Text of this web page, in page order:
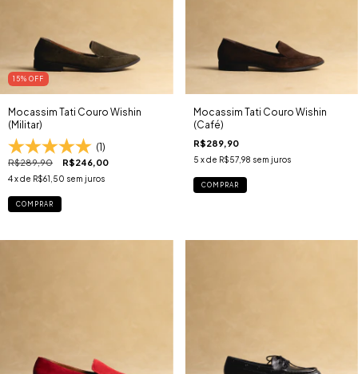
15% OFF
Mocassim Tati Couro Wishin
(Militar)
(1)
R$289,90 R$246,00
4x de R$61,50 sem juros
COMPRAR
Mocassim Tati Couro Wishin
(Café)
R$289,90
5 x de R$57,98 sem juros
COMPRAR